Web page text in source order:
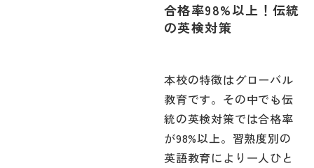
合格率98%以上！伝統
の英検対策
本校の特徴はグローバル
教育です。その中でも伝
統の英検対策では合格率
が98%以上。習熟度別の
英語教育により一人ひと